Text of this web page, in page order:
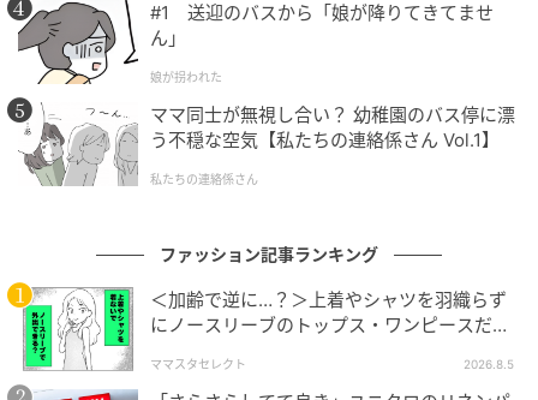
コロンとしたフォルムやクラシックな佇まいが愛らし
#1 送迎のバスから「娘が降りてきてませ
ん」
娘が拐われた
ママ同士が無視し合い？ 幼稚園のバス停に漂
う不穏な空気【私たちの連絡係さん Vol.1】
私たちの連絡係さん
ファッション記事ランキング
＜加齢で逆に…？＞上着やシャツを羽織らず
にノースリーブのトップス・ワンピースだけ
ママスタセレクト 2026.8.5